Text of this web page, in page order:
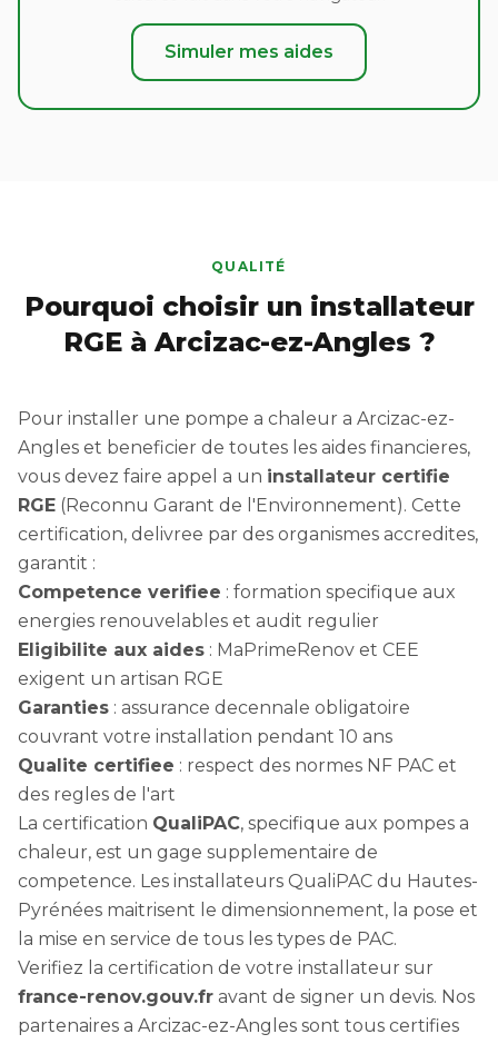
Simuler mes aides
QUALITÉ
Pourquoi choisir un installateur
RGE à Arcizac-ez-Angles ?
Pour installer une pompe a chaleur a Arcizac-ez-
Angles et beneficier de toutes les aides financieres,
vous devez faire appel a un installateur certifie
RGE (Reconnu Garant de l'Environnement). Cette
certification, delivree par des organismes accredites,
garantit :
Competence verifiee : formation specifique aux
energies renouvelables et audit regulier
Eligibilite aux aides : MaPrimeRenov et CEE
exigent un artisan RGE
Garanties : assurance decennale obligatoire
couvrant votre installation pendant 10 ans
Qualite certifiee : respect des normes NF PAC et
des regles de l'art
La certification QualiPAC, specifique aux pompes a
chaleur, est un gage supplementaire de
competence. Les installateurs QualiPAC du Hautes-
Pyrénées maitrisent le dimensionnement, la pose et
la mise en service de tous les types de PAC.
Verifiez la certification de votre installateur sur
france-renov.gouv.fr avant de signer un devis. Nos
partenaires a Arcizac-ez-Angles sont tous certifies